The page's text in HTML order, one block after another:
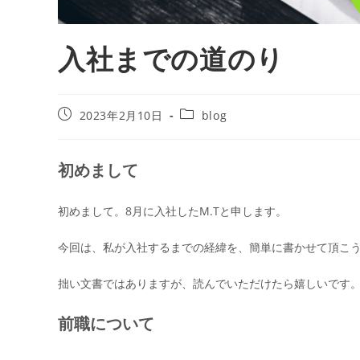
入社までの道のり
2023年2月10日 blog
初めまして
初めまして。8月に入社したM.Tと申します。
今回は、私が入社するまでの経緯を、簡単に書かせて頂こう
拙い文書ではありますが、読んでいただけたら嬉しいです。
前職について